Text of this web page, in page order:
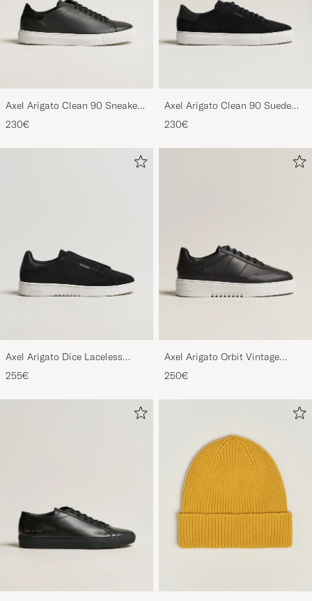
Axel Arigato Clean 90 Sneaker
Black
230€
Axel Arigato Clean 90 Suede
Sneaker Black
230€
Axel Arigato Dice Laceless
Suede Sneaker Black
255€
Axel Arigato Orbit Vintage
Sneaker Black
250€